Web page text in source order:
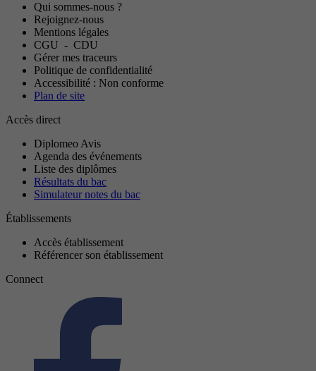
Qui sommes-nous ?
Rejoignez-nous
Mentions légales
CGU - CDU
Gérer mes traceurs
Politique de confidentialité
Accessibilité : Non conforme
Plan de site
Accès direct
Diplomeo Avis
Agenda des événements
Liste des diplômes
Résultats du bac
Simulateur notes du bac
Établissements
Accès établissement
Référencer son établissement
Connect